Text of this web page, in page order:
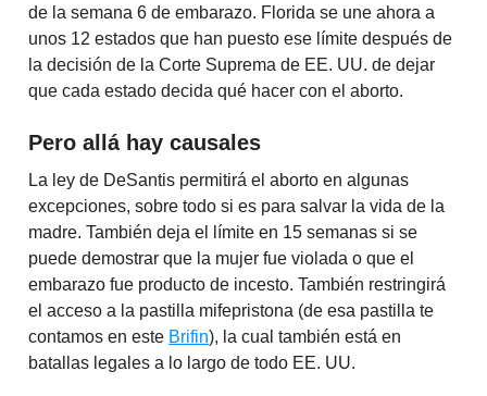
de la semana 6 de embarazo. Florida se une ahora a
unos 12 estados que han puesto ese límite después de
la decisión de la Corte Suprema de EE. UU. de dejar
que cada estado decida qué hacer con el aborto.
Pero allá hay causales
La ley de DeSantis permitirá el aborto en algunas
excepciones, sobre todo si es para salvar la vida de la
madre. También deja el límite en 15 semanas si se
puede demostrar que la mujer fue violada o que el
embarazo fue producto de incesto. También restringirá
el acceso a la pastilla mifepristona (de esa pastilla te
contamos en este Brifin), la cual también está en
batallas legales a lo largo de todo EE. UU.